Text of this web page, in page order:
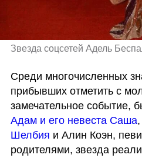
Звезда соцсетей Адель
Среди многочисленных
прибывших отметить с
замечательное событие,
Адам и его невеста Саша,
Шелбия и Алин Коэн,
родителями, звезда